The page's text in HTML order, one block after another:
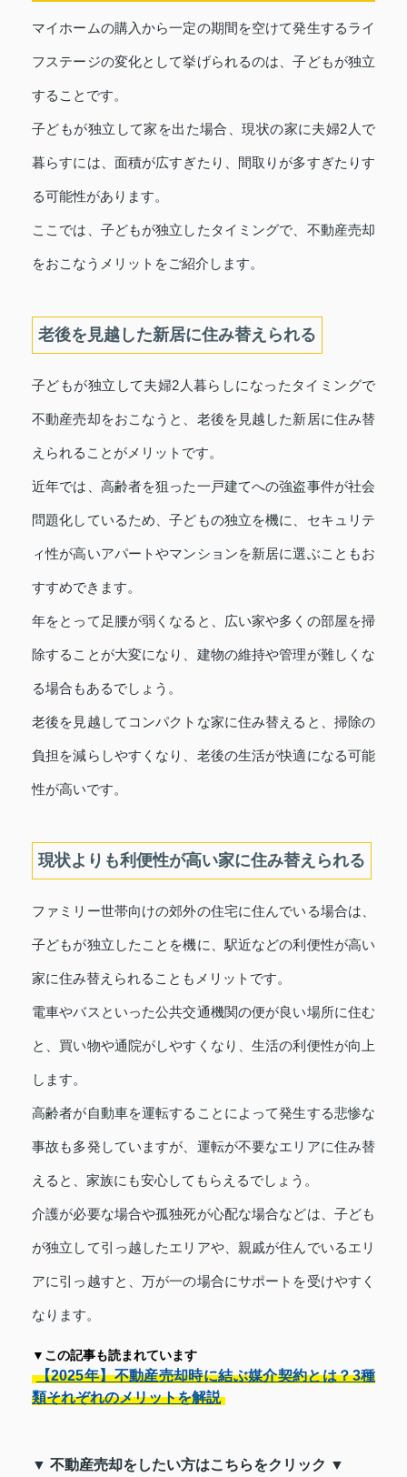
マイホームの購入から一定の期間を空けて発生するライ
フステージの変化として挙げられるのは、子どもが独立
することです。
子どもが独立して家を出た場合、現状の家に夫婦2人で
暮らすには、面積が広すぎたり、間取りが多すぎたりす
る可能性があります。
ここでは、子どもが独立したタイミングで、不動産売却
をおこなうメリットをご紹介します。
老後を見越した新居に住み替えられる
子どもが独立して夫婦2人暮らしになったタイミングで
不動産売却をおこなうと、老後を見越した新居に住み替
えられることがメリットです。
近年では、高齢者を狙った一戸建てへの強盗事件が社会
問題化しているため、子どもの独立を機に、セキュリテ
ィ性が高いアパートやマンションを新居に選ぶこともお
すすめできます。
年をとって足腰が弱くなると、広い家や多くの部屋を掃
除することが大変になり、建物の維持や管理が難しくな
る場合もあるでしょう。
老後を見越してコンパクトな家に住み替えると、掃除の
負担を減らしやすくなり、老後の生活が快適になる可能
性が高いです。
現状よりも利便性が高い家に住み替えられる
ファミリー世帯向けの郊外の住宅に住んでいる場合は、
子どもが独立したことを機に、駅近などの利便性が高い
家に住み替えられることもメリットです。
電車やバスといった公共交通機関の便が良い場所に住む
と、買い物や通院がしやすくなり、生活の利便性が向上
します。
高齢者が自動車を運転することによって発生する悲惨な
事故も多発していますが、運転が不要なエリアに住み替
えると、家族にも安心してもらえるでしょう。
介護が必要な場合や孤独死が心配な場合などは、子ども
が独立して引っ越したエリアや、親戚が住んでいるエリ
アに引っ越すと、万が一の場合にサポートを受けやすく
なります。
▼この記事も読まれています
【2025年】不動産売却時に結ぶ媒介契約とは？3種
類それぞれのメリットを解説
▼ 不動産売却をしたい方はこちらをクリック ▼